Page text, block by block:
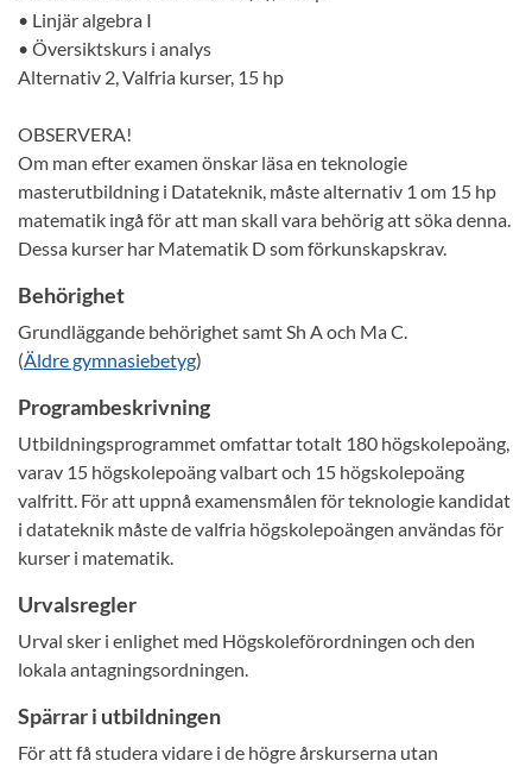
• Linjär algebra I
• Översiktskurs i analys
Alternativ 2, Valfria kurser, 15 hp
OBSERVERA!
Om man efter examen önskar läsa en teknologie
masterutbildning i Datateknik, måste alternativ 1 om 15 hp
matematik ingå för att man skall vara behörig att söka denna.
Dessa kurser har Matematik D som förkunskapskrav.
Behörighet
Grundläggande behörighet samt Sh A och Ma C.
(Äldre gymnasiebetyg)
Programbeskrivning
Utbildningsprogrammet omfattar totalt 180 högskolepoäng,
varav 15 högskolepoäng valbart och 15 högskolepoäng
valfritt. För att uppnå examensmålen för teknologie kandidat
i datateknik måste de valfria högskolepoängen användas för
kurser i matematik.
Urvalsregler
Urval sker i enlighet med Högskoleförordningen och den
lokala antagningsordningen.
Spärrar i utbildningen
För att få studera vidare i de högre årskurserna utan